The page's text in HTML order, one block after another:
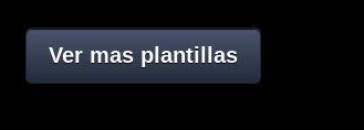
Ver mas plantillas